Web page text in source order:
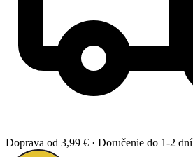
Doprava od 3,99 € · Doručenie do 1-2 dní